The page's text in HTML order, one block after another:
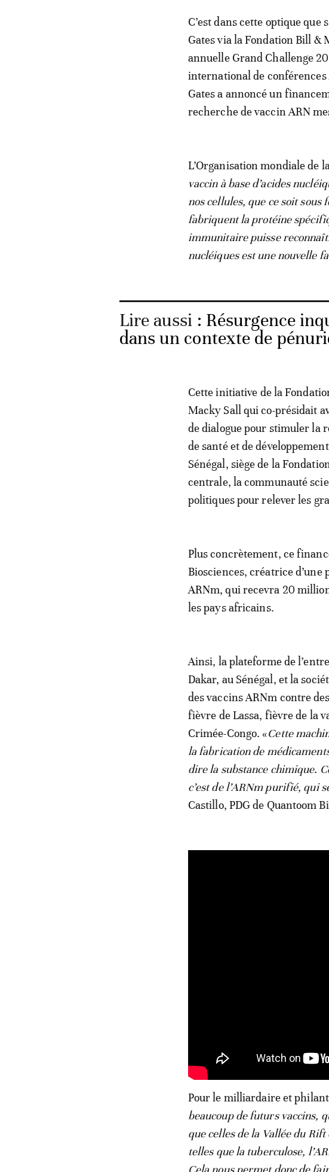
C’est dans cette optique
Gates via la Fondation Bill &
annuelle Grand Challenge
international de conférences
Gates a annoncé un
recherche de vaccin ARN
L’Organisation mondiale de
vaccin à base d’acides
nos cellules, que ce soit sous
fabriquent la protéine
immunitaire puisse
nucléiques est une nouvelle
Lire aussi : Résurgence
dans un contexte de
Cette initiative de la
Macky Sall qui co-présidait
de dialogue pour stimuler la
de santé et de
Sénégal, siège de la
centrale, la communauté
politiques pour relever les
Plus concrètement, ce
Biosciences, créatrice
ARNm, qui recevra 20
les pays africains.
Ainsi, la plateforme de
Dakar, au Sénégal, et la
des vaccins ARNm contre
fièvre de Lassa, fièvre de la
Crimée-Congo. «Cette
la fabrication de
dire la substance chimique.
c’est de l’ARNm purifié, qui
Castillo, PDG de Quantoom
Pour le milliardaire et
beaucoup de futurs vaccins,
que celles de la Vallée du
telles que la tuberculose,
Cela nous permet donc de